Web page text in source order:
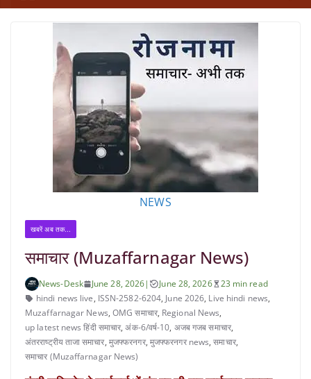
NEWS
खबरें अब तक...
समाचार (Muzaffarnagar News)
News-Desk June 28, 2026| June 28, 2026
23 min read
hindi news live, ISSN-2582-6204, June 2026, Live hindi news,
Muzaffarnagar News,OMG समाचार, Regional News,
up latest news हिंदी समाचार,अंक-6/वर्ष-10, अजब गजब समाचार,
अंतरराष्ट्रीय ताजा समाचार, मुजफ्फरनगर, मुजफ्फरनगर news,समाचार,
समाचार (Muzaffarnagar News)